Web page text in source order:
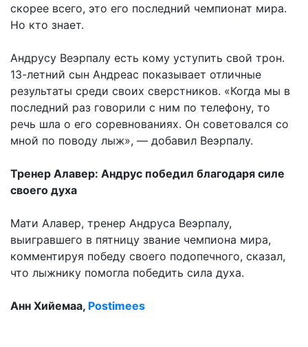
скорее всего, это его последний чемпионат мира.
Но кто знает.
Андрусу Веэрпалу есть кому уступить свой трон.
13-летний сын Андреас показывает отличные
результаты среди своих сверстников. «Когда мы в
последний раз говорили с ним по телефону, то
речь шла о его соревнованиях. Он советовался со
мной по поводу лыж», — до­бавил Веэр­палу.
Тренер Алавер: Андрус победил благодаря силе
своего духа
Мати Алавер, тренер Андруса Веэрпалу,
выигравшего в пятницу звание чемпиона мира,
комментируя победу своего подопечного, сказал,
что лыжнику помогла победить сила духа.
Анн Хийемаа, Postimees